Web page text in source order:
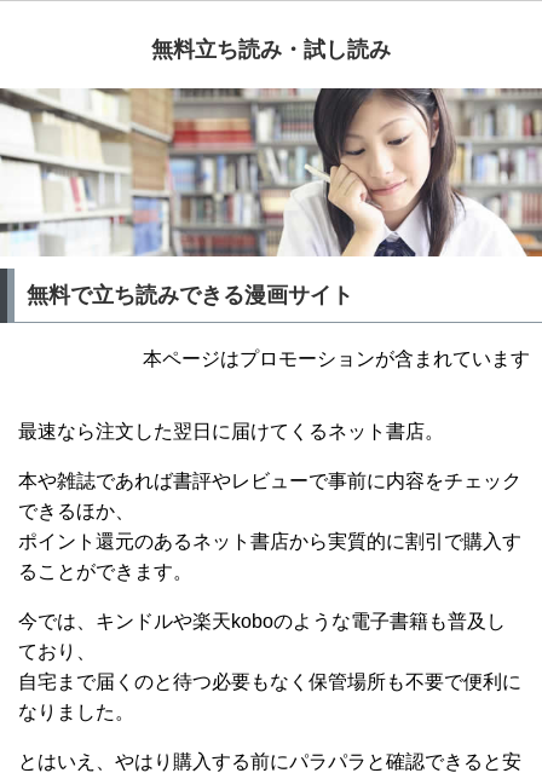
無料立ち読み・試し読み
無料で立ち読みできる漫画サイト
本ページはプロモーションが含まれています
最速なら注文した翌日に届けてくるネット書店。
本や雑誌であれば書評やレビューで事前に内容をチェック
できるほか、
ポイント還元のあるネット書店から実質的に割引で購入す
ることができます。
今では、キンドルや楽天koboのような電子書籍も普及し
ており、
自宅まで届くのと待つ必要もなく保管場所も不要で便利に
なりました。
とはいえ、やはり購入する前にパラパラと確認できると安